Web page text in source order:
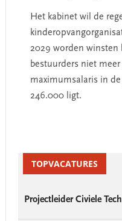
Het kabinet wil de
2029 worden winsten
bestuurders niet
maximumsalaris in
246.000 ligt.
SidebarTOPVACATURES
Projectleider Civiele